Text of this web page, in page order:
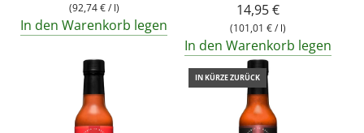
(92,74 €/ l)
In den Warenkorb legen
14,95 €
(101,01 €/ l)
In den Warenkorb legen
IN KÜRZE ZURÜCK